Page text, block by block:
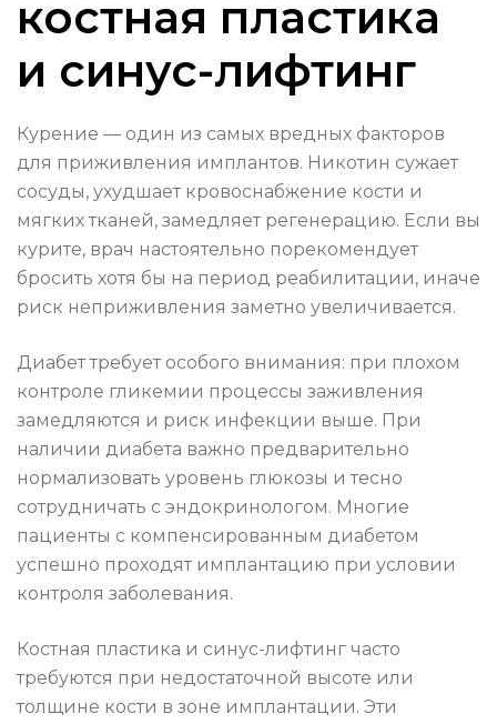
костная пластика
и синус-лифтинг
Курение — один из самых вредных факторов
для приживления имплантов. Никотин сужает
сосуды, ухудшает кровоснабжение кости и
мягких тканей, замедляет регенерацию. Если вы
курите, врач настоятельно порекомендует
бросить хотя бы на период реабилитации, иначе
риск неприживления заметно увеличивается.
Диабет требует особого внимания: при плохом
контроле гликемии процессы заживления
замедляются и риск инфекции выше. При
наличии диабета важно предварительно
нормализовать уровень глюкозы и тесно
сотрудничать с эндокринологом. Многие
пациенты с компенсированным диабетом
успешно проходят имплантацию при условии
контроля заболевания.
Костная пластика и синус-лифтинг часто
требуются при недостаточной высоте или
толщине кости в зоне имплантации. Эти